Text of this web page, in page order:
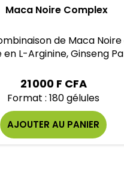
Maca Noire Complex
de Maca
L-Arginine, Ginseng
21 000 F CFA
Format : 180 gélules
AJOUTER AU PANIER